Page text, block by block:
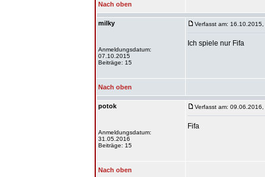
Nach oben
milky
Anmeldungsdatum:
07.10.2015
Beiträge: 15
Verfasst am:
Ich spiele nur Fifa
Nach oben
potok
Anmeldungsdatum:
31.05.2016
Beiträge: 15
Verfasst am:
Fifa
Nach oben